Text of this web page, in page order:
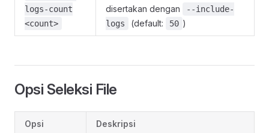
logs-count
<count>
disertakan dengan
--include-
logs
(default: 50 )
Opsi Seleksi File
Opsi Deskripsi